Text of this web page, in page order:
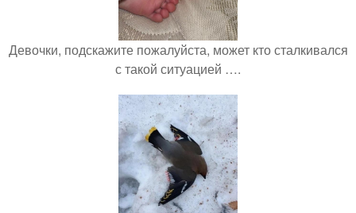
Девочки, подскажите пожалуйста, может кто сталкивался
с такой ситуацией ….